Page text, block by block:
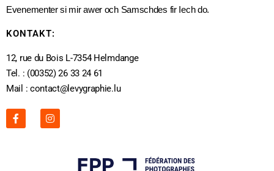
Evenementer si mir awer och Samschdes fir Iech do.
KONTAKT:
12, rue du Bois L-7354 Helmdange
Tel. : (00352) 26 33 24 61
Mail : contact@levygraphie.lu